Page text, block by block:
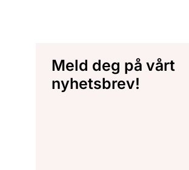
Meld deg på vårt
nyhetsbrev!